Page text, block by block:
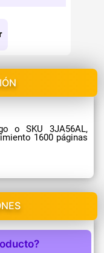
o SKU 3JA56AL,
1600 páginas